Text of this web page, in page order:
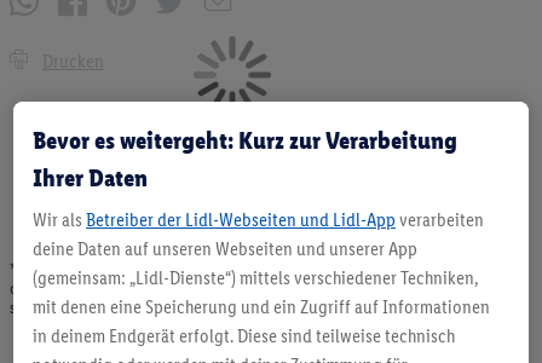
Drucken
* Angebote solange Vorrat. Abgabe nur in haushaltsüblichen Mengen. Verkauf
ohne Dekoration. Die hier beworbenen Produkte, vor allem NonFood-Produkte,
sind nicht alle dauerhaft im Sortiment. Abbildungen ähnlich.
Bevor es weitergeht: Kurz zur Verarbeitung
Ihrer Daten
Wir als Betreiber der Lidl-Webseiten und Lidl-App verarbeiten
deine Daten auf unseren Webseiten und unserer App
(gemeinsam: „Lidl-Dienste“) mittels verschiedener Techniken,
mit denen eine Speicherung und ein Zugriff auf Informationen
in deinem Endgerät erfolgt. Diese sind teilweise technisch